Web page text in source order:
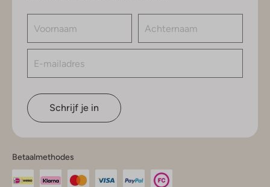
Schrijf je in
Betaalmethodes